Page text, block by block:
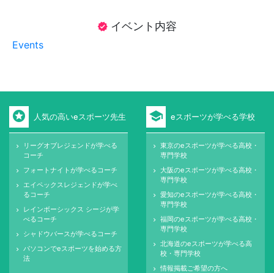
verified イベント内容
Events
stars 人気の高いeスポーツ先生
keyboard_arrow_right
リーグオブレジェンドが学べる
コーチ
keyboard_arrow_right フォートナイトが学べるコーチ
keyboard_arrow_right
エイペックスレジェンドが学べ
るコーチ
keyboard_arrow_right
レインボーシックス シージが学
べるコーチ
keyboard_arrow_right シャドウバースが学べるコーチ
keyboard_arrow_right
パソコンでeスポーツを始める方
法
school eスポーツが学べる学校
keyboard_arrow_right
東京のeスポーツが学べる高校・
専門学校
keyboard_arrow_right
大阪のeスポーツが学べる高校・
専門学校
keyboard_arrow_right
愛知のeスポーツが学べる高校・
専門学校
keyboard_arrow_right
福岡のeスポーツが学べる高校・
専門学校
keyboard_arrow_right
北海道のeスポーツが学べる高
校・専門学校
keyboard_arrow_right 情報掲載ご希望の方へ